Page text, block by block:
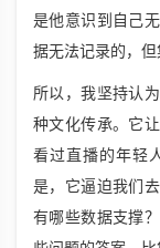
是他意识到自己
据无法记录的，但
所以，我坚持认
种文化传承。它
看过直播的年轻
是，它逼迫我们
有哪些数据支撑